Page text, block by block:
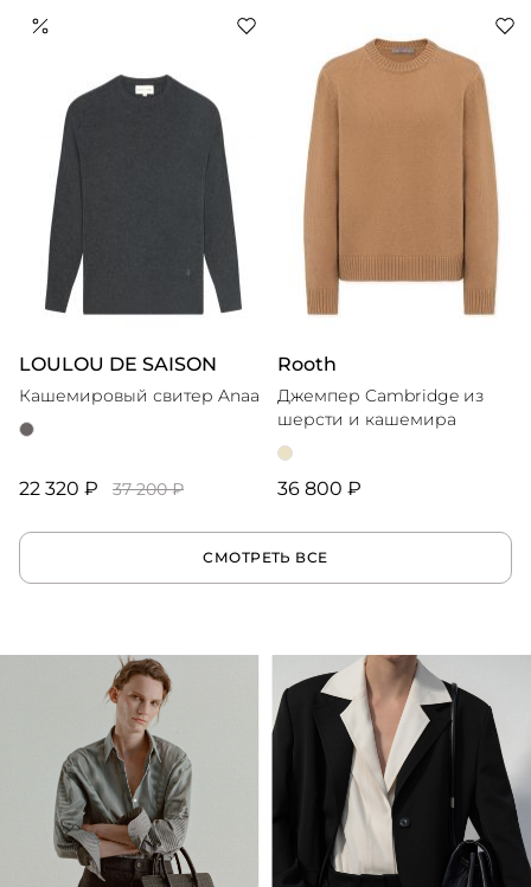
LOULOU DE SAISON
Кашемировый свитер Anaa
22 320 ₽ 37 200 ₽
Rooth
Джемпер Cambridge из
шерсти и кашемира
36 800 ₽
СМОТРЕТЬ ВСЕ